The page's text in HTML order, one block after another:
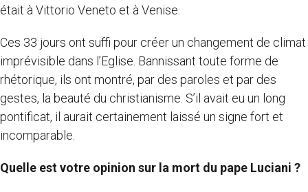
était à Vittorio Veneto et à Venise.
Ces 33 jours ont suffi pour créer un changement de climat
imprévisible dans l’Eglise. Bannissant toute forme de
rhétorique, ils ont montré, par des paroles et par des
gestes, la beauté du christianisme. S’il avait eu un long
pontificat, il aurait certainement laissé un signe fort et
incomparable.
Quelle est votre opinion sur la mort du pape Luciani ?